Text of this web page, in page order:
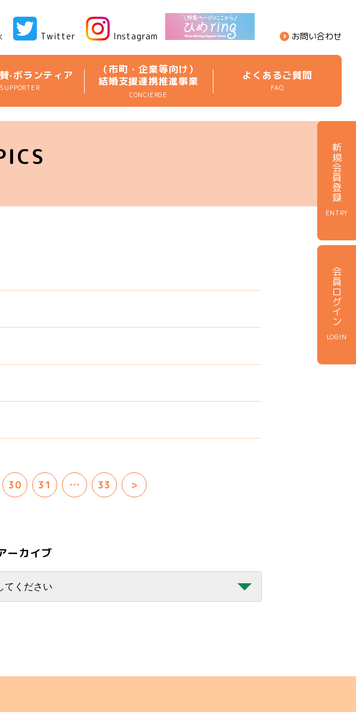
·ボランティア
SUPPORTER
（市町・企業等向け）
結婚支援連携推進事業
CONCIERGE
よくあるご質問
FAQ
お問い合わせ
Twitter Instagram
新規会員登録
ENTRY
会員ログイン
LOGIN
30 31 … 33 >
ーカイブ